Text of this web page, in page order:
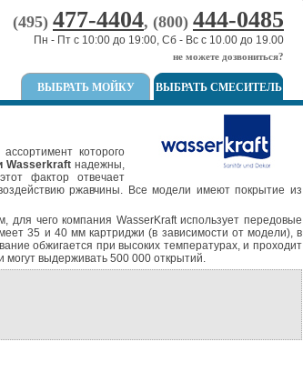
которого
Wasserkraft надежны,
фактор отвечает
ржавчины. Все модели имеют покрытие из
для чего компания WasserKraft использует передовые
35 и 40 мм картриджи (в зависимости от модели), в
обжигается при высоких температурах, и проходит
могут выдерживать 500 000 открытий.
(495) 477-4404, (800) 444-0485
Пн - Пт с 10:00 до 19:00, Сб - Вс с 10.00 до 19.00
не можете дозвониться?
ВЫБРАТЬ СМЕСИТЕЛЬ
ВЫБРАТЬ МОЙКУ